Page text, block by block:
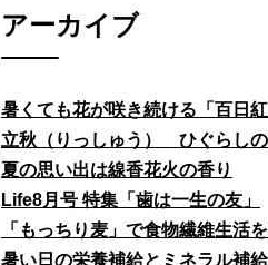
アーカイブ
暑くても花が咲き続ける「百日紅
立秋（りっしゅう） ひぐらし
夏の思い出は線香花火の香り
Life8月号 特集「歯は一生の友」
「もっちり麦」で食物繊維生活
暑い日の栄養補給とミネラル補